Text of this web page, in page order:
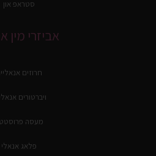
סטראפ און
אביזרי מין
חרוזים
ויברטורים
מעסה
פלאג אנאלי